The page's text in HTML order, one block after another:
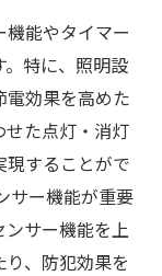
能やタイマー
特に、照明設
効果を高めた
せた点灯・消灯
現することがで
サー機能が重要
サー機能を上
、防犯効果を